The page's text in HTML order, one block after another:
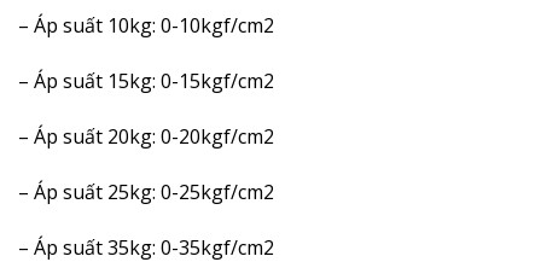
– Áp suất 10kg: 0-10kgf/cm2
– Áp suất 15kg: 0-15kgf/cm2
– Áp suất 20kg: 0-20kgf/cm2
– Áp suất 25kg: 0-25kgf/cm2
– Áp suất 35kg: 0-35kgf/cm2